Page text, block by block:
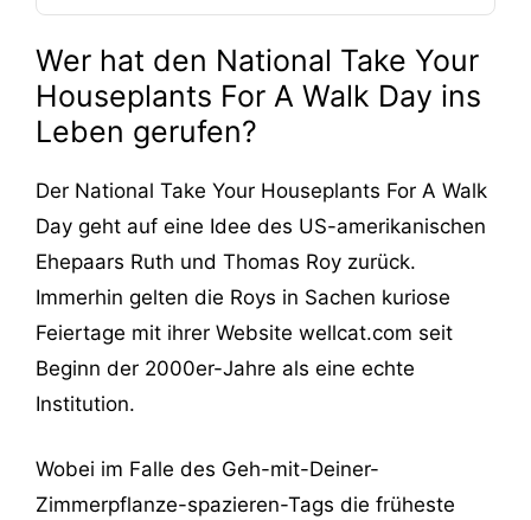
Wer hat den National Take Your
Houseplants For A Walk Day ins
Leben gerufen?
Der National Take Your Houseplants For A Walk
Day geht auf eine Idee des US-amerikanischen
Ehepaars Ruth und Thomas Roy zurück.
Immerhin gelten die Roys in Sachen kuriose
Feiertage mit ihrer Website wellcat.com seit
Beginn der 2000er-Jahre als eine echte
Institution.
Wobei im Falle des Geh-mit-Deiner-
Zimmerpflanze-spazieren-Tags die früheste